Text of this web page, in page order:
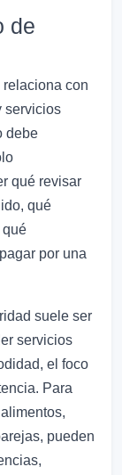
de
con
servicios
debe
qué revisar
qué
qué
por una
suele ser
servicios
el foco
Para
pueden